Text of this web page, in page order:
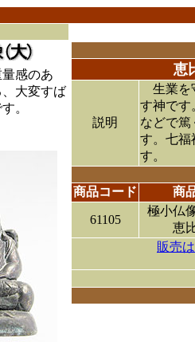
恵
説明
生業を
す神です
などで篤
す。七福
す。
商品コード 商
61105
極小仏
恵
販売
感のあ
大変すば
。